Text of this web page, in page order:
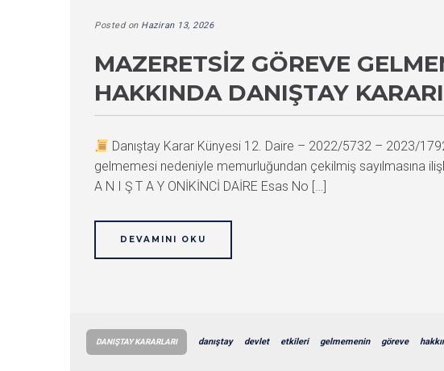
Posted on Haziran 13, 2026
MAZERETSIZ GÖREVE
HAKKINDA DANIŞTAY KARARI
Danıştay Karar Künyesi 12. Daire – 2022/5732 – 2023/
gelmemesi nedeniyle memurluğundan çekilmiş sayılmasına
A N I Ş T A Y ONİKİNCİ DAİRE Esas No […]
DEVAMINI OKU
DANIŞTAY KARARLARI danıştay devlet etkileri gelmemenin göreve